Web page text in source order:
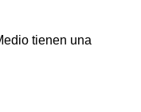
tienen una